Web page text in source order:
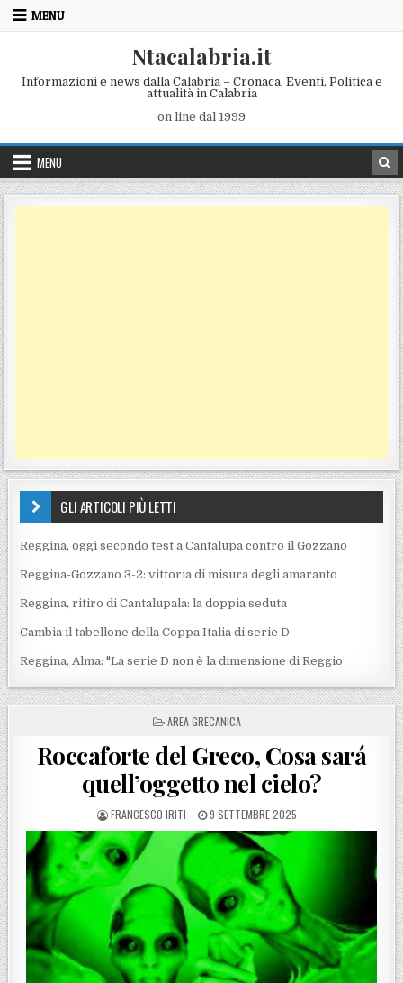
Skip to content
MENU
Ntacalabria.it
Informazioni e news dalla Calabria – Cronaca, Eventi, Politica e
attualità in Calabria
on line dal 1999
MENU
GLI ARTICOLI PIÙ LETTI
Reggina, oggi secondo test a Cantalupa contro il Gozzano
Reggina-Gozzano 3-2: vittoria di misura degli amaranto
Reggina, ritiro di Cantalupala: la doppia seduta
Cambia il tabellone della Coppa Italia di serie D
Reggina, Alma: "La serie D non è la dimensione di Reggio
POSTED IN
AREA GRECANICA
Roccaforte del Greco, Cosa sará
quell’oggetto nel cielo?
POSTED BY
FRANCESCO IRITI POSTED ON
9 SETTEMBRE 2025